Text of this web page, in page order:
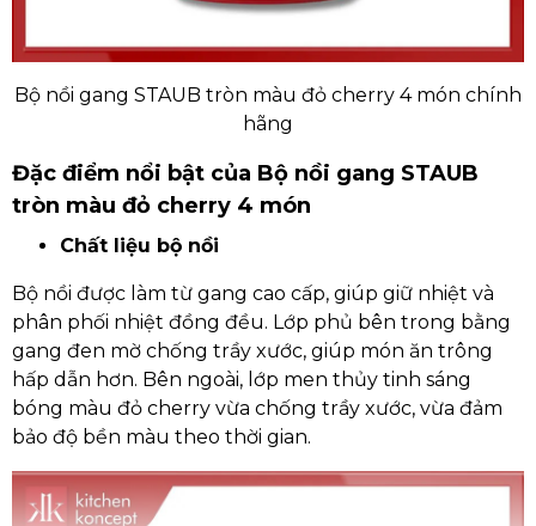
Bộ nồi gang STAUB tròn màu đỏ cherry 4 món chính
hãng
Đặc điểm nổi bật của Bộ nồi gang STAUB
tròn màu đỏ cherry 4 món
Chất liệu bộ nồi
Bộ nồi được làm từ gang cao cấp, giúp giữ nhiệt và
phân phối nhiệt đồng đều. Lớp phủ bên trong bằng
gang đen mờ chống trầy xước, giúp món ăn trông
hấp dẫn hơn. Bên ngoài, lớp men thủy tinh sáng
bóng màu đỏ cherry vừa chống trầy xước, vừa đảm
bảo độ bền màu theo thời gian.